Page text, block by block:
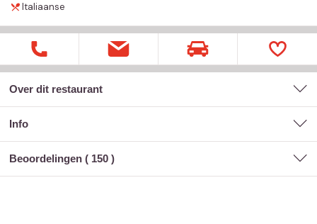
Italiaanse
Over dit restaurant
Info
Beoordelingen ( 150 )